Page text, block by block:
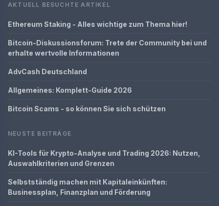
AKTUELL BESUCHTE ARTIKEL
Ethereum Staking - Alles wichtige zum Thema hier!
Bitcoin-Diskussionsforum: Trete der Community bei und
erhalte wertvolle Informationen
AdvCash Deutschland
Allgemeines: Komplett-Guide 2026
Bitcoin Scams - so können Sie sich schützen
NEUSTE BEITRÄGE
KI-Tools für Krypto-Analyse und Trading 2026: Nutzen,
Auswahlkriterien und Grenzen
Selbstständig machen mit Kapitaleinkünften:
Businessplan, Finanzplan und Förderung